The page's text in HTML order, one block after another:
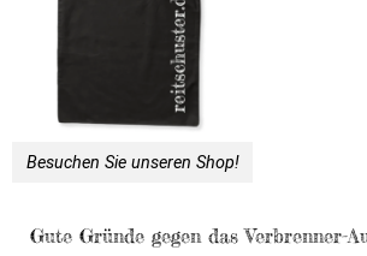
Besuchen Sie unseren Shop!
Gute Gründe gegen das Verbrenner-